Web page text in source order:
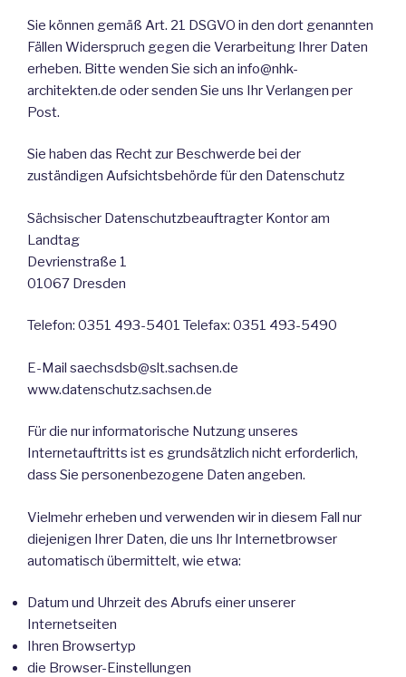
Sie können gemäß Art. 21 DSGVO in den dort genannten
Fällen Widerspruch gegen die Verarbeitung Ihrer Daten
erheben. Bitte wenden Sie sich an info@nhk-
architekten.de oder senden Sie uns Ihr Verlangen per
Post.
Sie haben das Recht zur Beschwerde bei der
zuständigen Aufsichtsbehörde für den Datenschutz
Sächsischer Datenschutzbeauftragter Kontor am
Landtag
Devrienstraße 1
01067 Dresden
Telefon: 0351 493-5401 Telefax: 0351 493-5490
E-Mail saechsdsb@slt.sachsen.de
www.datenschutz.sachsen.de
Für die nur informatorische Nutzung unseres
Internetauftritts ist es grundsätzlich nicht erforderlich,
dass Sie personenbezogene Daten angeben.
Vielmehr erheben und verwenden wir in diesem Fall nur
diejenigen Ihrer Daten, die uns Ihr Internetbrowser
automatisch übermittelt, wie etwa:
Datum und Uhrzeit des Abrufs einer unserer
Internetseiten
Ihren Browsertyp
die Browser-Einstellungen